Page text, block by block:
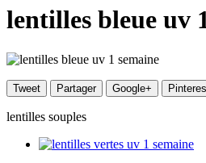
lentilles bleue uv
Tweet Partager Google+
lentilles souples